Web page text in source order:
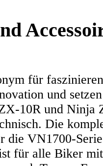
für
und
10R und Ninja
Die
die VN1700-
für alle Biker